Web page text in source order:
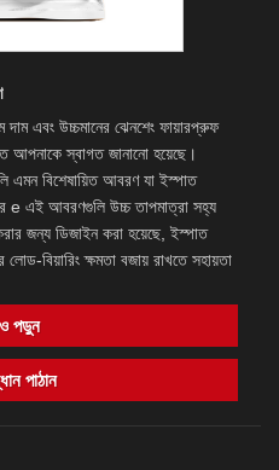
এবং উচ্চমানের ঝেনশেং ফায়ারপ্রুফ
আপনাকে স্বাগত জানানো হয়েছে।
এমন বিশেষায়িত আবরণ যা ইস্পাত
e এই আবরণগুলি উচ্চ তাপমাত্রা সহ্য
জন্য ডিজাইন করা হয়েছে, ইস্পাত
বিয়ারিং ক্ষমতা বজায় রাখতে সহায়তা
পড়ুন
পাঠান